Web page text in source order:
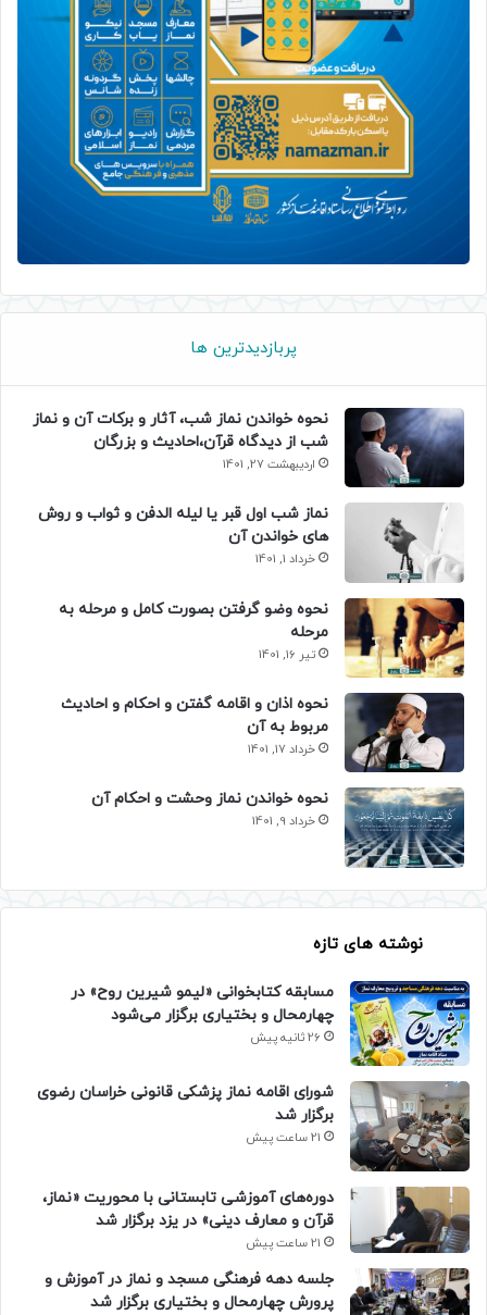
پربازدیدترین ها
نحوه خواندن نماز شب، آثار و برکات آن و نماز
شب از دیدگاه قرآن،احادیث و بزرگان
اردیبهشت 27, 1401
نماز شب اول قبر یا لیله الدفن و ثواب و روش
های خواندن آن
خرداد 1, 1401
نحوه وضو گرفتن بصورت کامل و مرحله به
مرحله
تیر 16, 1401
نحوه اذان و اقامه گفتن و احکام و احادیث
مربوط به آن
خرداد 17, 1401
نحوه خواندن نماز وحشت و احکام آن
خرداد 9, 1401
نوشته های تازه
مسابقه کتابخوانی «لیمو شیرین روح» در
چهارمحال و بختیاری برگزار می‌شود
26 ثانیه پیش
شورای اقامه نماز پزشکی قانونی خراسان رضوی
برگزار شد
21 ساعت پیش
دوره‌های آموزشی تابستانی با محوریت «نماز،
قرآن و معارف دینی» در یزد برگزار شد
21 ساعت پیش
جلسه دهه فرهنگی مسجد و نماز در آموزش و
پرورش چهارمحال و بختیاری برگزار شد